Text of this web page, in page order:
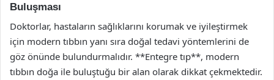
Buluşması
Doktorlar, hastaların sağlıklarını korumak ve iyileştirmek
için modern tıbbın yanı sıra doğal tedavi yöntemlerini de
göz önünde bulundurmalıdır. **Entegre tıp**, modern
tıbbın doğa ile buluştuğu bir alan olarak dikkat çekmektedir.